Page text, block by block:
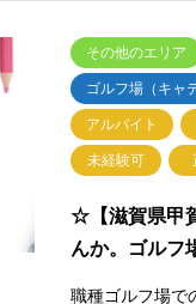
その他のエリア
ゴルフ場（キャ
アルバイト
未経験可
☆【滋賀県甲
んか。ゴルフ
職種ゴルフ場で